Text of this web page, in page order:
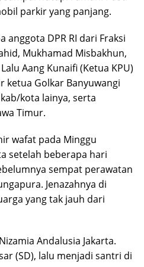
parkir yang panjang.
DPR RI dari Fraksi
Mukhamad Misbakhun,
Aang Kunaifi (Ketua KPU)
ketua Golkar Banyuwangi
kota lainya, serta
Timur.
wafat pada Minggu
setelah beberapa hari
sempat perawatan
Jenazahnya di
yang tak jauh dari
Andalusia Jakarta.
(SD), lalu menjadi santri di